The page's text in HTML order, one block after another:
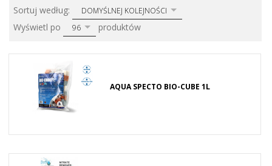
Sortuj według: sortDOMYŚLNEJ KOLEJNOŚCI
Wyświetl po pop96 produktów
AQUA SPECTO BIO-CUBE 1L